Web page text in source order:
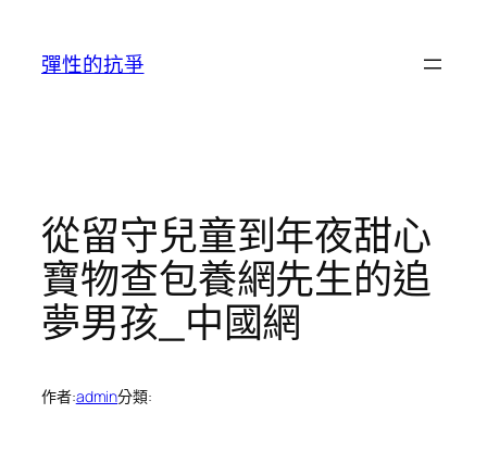
彈性的抗爭
從留守兒童到年夜甜心
寶物查包養網先生的追
夢男孩_中國網
作者:admin分類: